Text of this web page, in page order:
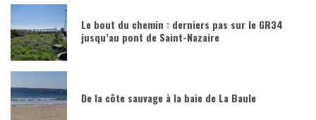
Le bout du chemin : derniers pas sur le GR34
jusqu’au pont de Saint-Nazaire
De la côte sauvage à la baie de La Baule